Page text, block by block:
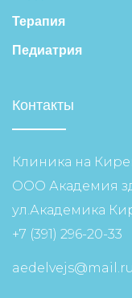
Терапия
Педиатрия
Контакты
Клиника на
ООО Академия
ул.Академика
+7 (391) 296-20-33
aedelvejs@mail.ru